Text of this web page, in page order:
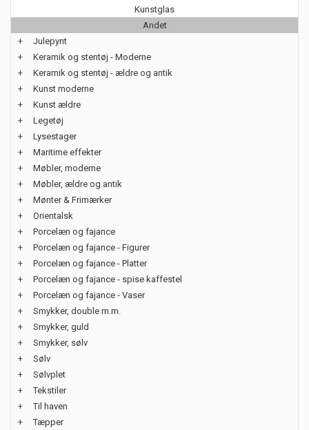
Kunstglas
Andet
+
Julepynt
+
Keramik og stentøj - Moderne
+
Keramik og stentøj - ældre og antik
+
Kunst moderne
+
Kunst ældre
+
Legetøj
+
Lysestager
+
Maritime effekter
+
Møbler, moderne
+
Møbler, ældre og antik
+
Mønter & Frimærker
+
Orientalsk
+
Porcelæn og fajance
+
Porcelæn og fajance - Figurer
+
Porcelæn og fajance - Platter
+
Porcelæn og fajance - spise kaffestel
+
Porcelæn og fajance - Vaser
+
Smykker, double m.m.
+
Smykker, guld
+
Smykker, sølv
+
Sølv
+
Sølvplet
+
Tekstiler
+
Til haven
+
Tæpper